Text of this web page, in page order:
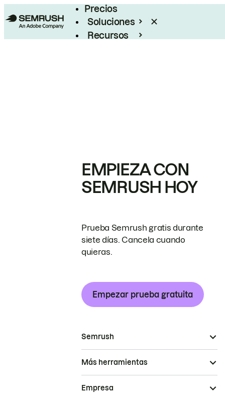
Precios
Soluciones
Recursos
EMPIEZA CON
SEMRUSH HOY
Prueba Semrush gratis durante
siete días. Cancela cuando
quieras.
Empezar prueba gratuita
Semrush
Más herramientas
Empresa